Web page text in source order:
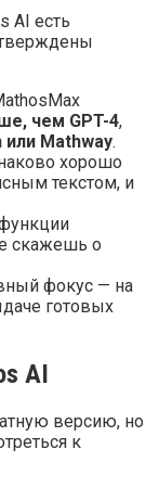
AI есть
чем GPT-4,
Mathway.
хорошо
текстом, и
скажешь о
фокус — на
готовых
AI
версию, но
к